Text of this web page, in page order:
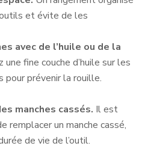
et évite de les
avec de l’huile ou de la
une fine couche d’huile sur les
prévenir la rouille.
manches cassés. Il est
remplacer un manche cassé,
de vie de l’outil.